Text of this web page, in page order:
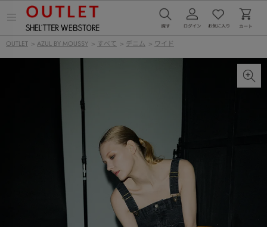
ー
を
OUTLET > AZUL BY MOUSSY > すべて > デニム > ワイド